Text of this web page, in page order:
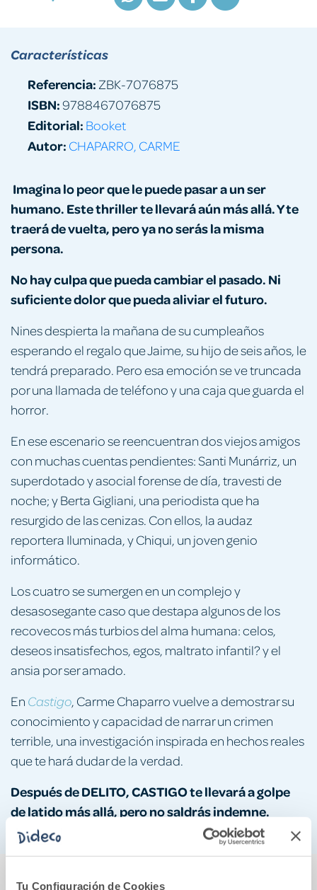
Tu Configuración de Cookies
Imagina lo peor que le puede pasar a un ser
humano. Este thriller te llevará aún más allá. Y te
traerá de vuelta, pero ya no serás la misma
persona.
No hay culpa que pueda cambiar el pasado. Ni
suficiente dolor que pueda aliviar el futuro.
Nines despierta la mañana de su cumpleaños
esperando el regalo que Jaime, su hijo de seis años, le
tendrá preparado. Pero esa emoción se ve truncada
por una llamada de teléfono y una caja que guarda el
horror.
En ese escenario se reencuentran dos viejos amigos
con muchas cuentas pendientes: Santi Munárriz, un
superdotado y asocial forense de día, travesti de
noche; y Berta Gigliani, una periodista que ha
resurgido de las cenizas. Con ellos, la audaz
reportera Iluminada, y Chiqui, un joven genio
informático.
Los cuatro se sumergen en un complejo y
desasosegante caso que destapa algunos de los
recovecos más turbios del alma humana: celos,
deseos insatisfechos, egos, maltrato infantil? y el
ansia por ser amado.
En Castigo, Carme Chaparro vuelve a demostrar su
conocimiento y capacidad de narrar un crimen
terrible, una investigación inspirada en hechos reales
que te hará dudar de la verdad.
Después de DELITO, CASTIGO te llevará a golpe
de latido más allá, pero no saldrás indemne.
Características
Referencia: ZBK-7076875
ISBN:9788467076875
Editorial: Booket
Autor: CHAPARRO, CARME